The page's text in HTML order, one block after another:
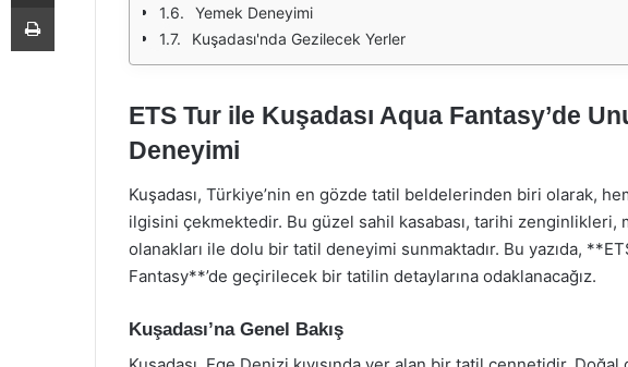
Yemek Deneyimi
Kuşadası'nda Gezilecek Yerler
ETS Tur ile Kuşadası Aqua Fantasy’de
Deneyimi
Kuşadası, Türkiye’nin en gözde tatil beldelerinden biri olarak,
ilgisini çekmektedir. Bu güzel sahil kasabası, tarihi zenginlikleri,
olanakları ile dolu bir tatil deneyimi sunmaktadır. Bu yazıda,
Fantasy**’de geçirilecek bir tatilin detaylarına odaklanacağız.
Kuşadası’na Genel Bakış